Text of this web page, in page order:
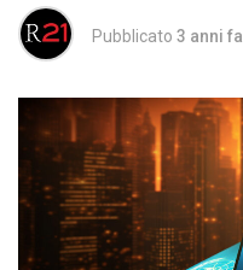
Pubblicato 3 anni fa